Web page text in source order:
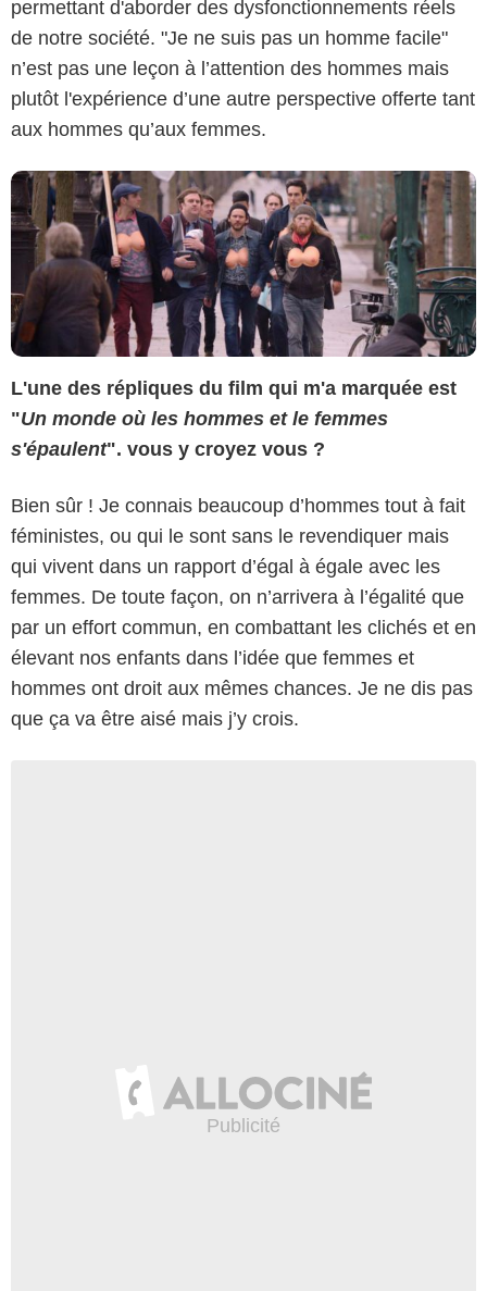
permettant d'aborder des dysfonctionnements réels
de notre société. "Je ne suis pas un homme facile"
n’est pas une leçon à l’attention des hommes mais
plutôt l'expérience d’une autre perspective offerte tant
aux hommes qu’aux femmes.
L'une des répliques du film qui m'a marquée est
"Un monde où les hommes et le femmes
s'épaulent". vous y croyez vous ?
Bien sûr ! Je connais beaucoup d’hommes tout à fait
féministes, ou qui le sont sans le revendiquer mais
qui vivent dans un rapport d’égal à égale avec les
femmes. De toute façon, on n’arrivera à l’égalité que
par un effort commun, en combattant les clichés et en
élevant nos enfants dans l’idée que femmes et
hommes ont droit aux mêmes chances. Je ne dis pas
que ça va être aisé mais j’y crois.